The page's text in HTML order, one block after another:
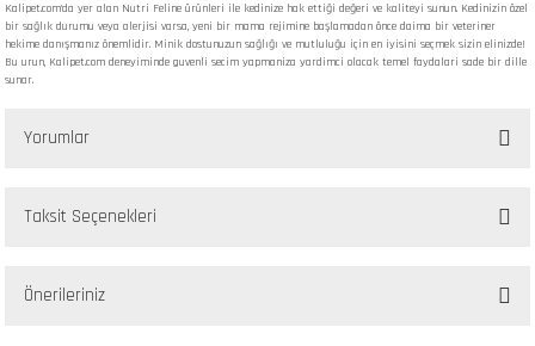
Kalipet.com'da yer alan Nutri Feline ürünleri ile kedinize hak ettiği değeri ve kaliteyi sunun. Kedinizin özel
bir sağlık durumu veya alerjisi varsa, yeni bir mama rejimine başlamadan önce daima bir veteriner
hekime danışmanız önemlidir. Minik dostunuzun sağlığı ve mutluluğu için en iyisini seçmek sizin elinizde!
Bu urun, Kalipet.com deneyiminde guvenli secim yapmaniza yardimci olacak temel faydalari sade bir dille
sunar.
Yorumlar
Taksit Seçenekleri
Önerileriniz